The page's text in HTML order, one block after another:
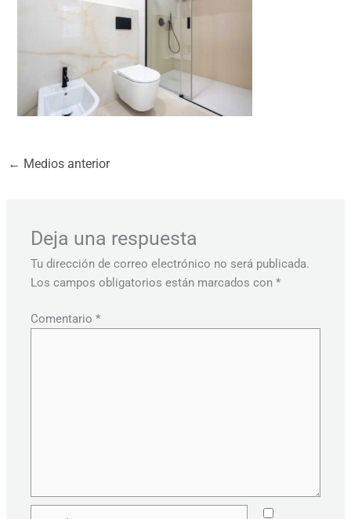
← Medios anterior
Deja una respuesta
Tu dirección de correo electrónico no será publicada.
Los campos obligatorios están marcados con*
Comentario*